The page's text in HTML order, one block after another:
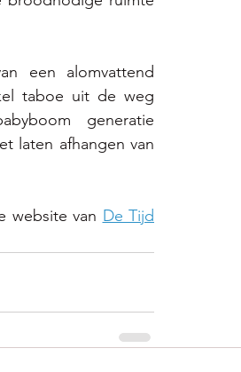
een alomvattend
taboe uit de weg
generatie
laten afhangen van
website van De Tijd